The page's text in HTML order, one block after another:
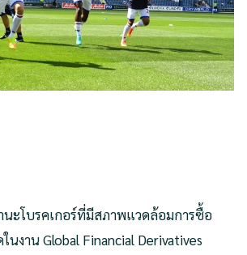
นะโบรคเกอร์ที่มีสภาพแวดล้อมการซื้อ
นงาน Global Financial Derivatives